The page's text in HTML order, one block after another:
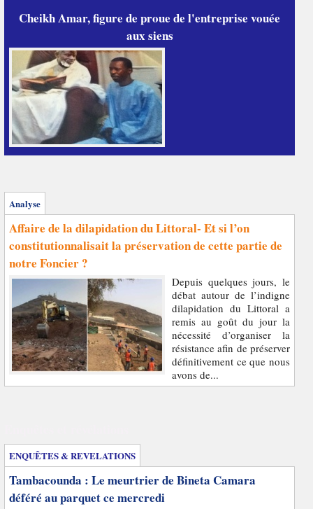
Cheikh Amar, figure de proue de l'entreprise vouée
aux siens
Analyse
Affaire de la dilapidation du Littoral- Et si l’on
constitutionnalisait la préservation de cette partie de
notre Foncier ?
Depuis quelques jours, le
débat autour de l’indigne
dilapidation du Littoral a
remis au goût du jour la
nécessité d’organiser la
résistance afin de préserver
définitivement ce que nous
avons de...
ENQUÊTES & REVELATIONS
Tambacounda : Le meurtrier de Bineta Camara
déféré au parquet ce mercredi